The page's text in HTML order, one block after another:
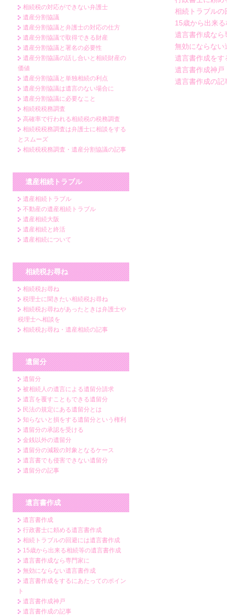
相続税の対応ができない弁護士
遺産分割協議
遺産分割協議と弁護士の対応の仕方
遺産分割協議で取得できる財産
遺産分割協議と署名の必要性
遺産分割協議の話し合いと相続財産の
価値
遺産分割協議と単独相続の利点
遺産分割協議は遺言のない場合に
遺産分割協議に必要なこと
相続税税務調査
高確率で行われる相続税の税務調査
相続税税務調査は弁護士に相談をする
とスムーズ
相続税税務調査・遺産分割協議の記事
遺産相続トラブル
遺産相続トラブル
不動産の遺産相続トラブル
遺産相続大阪
遺産相続と終活
遺産相続について
相続税お尋ね
相続税お尋ね
税理士に聞きたい相続税お尋ね
相続税お尋ねがあったときは弁護士や
税理士へ相談を
相続税お尋ね・遺産相続の記事
遺留分
遺留分
被相続人の遺言による遺留分請求
遺言を覆すこともできる遺留分
民法の規定にある遺留分とは
知らないと損をする遺留分という権利
遺留分の承認を受ける
金銭以外の遺留分
遺留分の減殺の対象となるケース
遺言書でも侵害できない遺留分
遺留分の記事
遺言書作成
遺言書作成
行政書士に頼める遺言書作成
相続トラブルの回避には遺言書作成
15歳から出来る相続等の遺言書作成
遺言書作成なら専門家に
無効にならない遺言書作成
遺言書作成をするにあたってのポイン
ト
遺言書作成神戸
遺言書作成の記事
相続トラブルの
15歳から出来
遺言書作成なら
無効にならない
遺言書作成をす
遺言書作成神戸
遺言書作成の記